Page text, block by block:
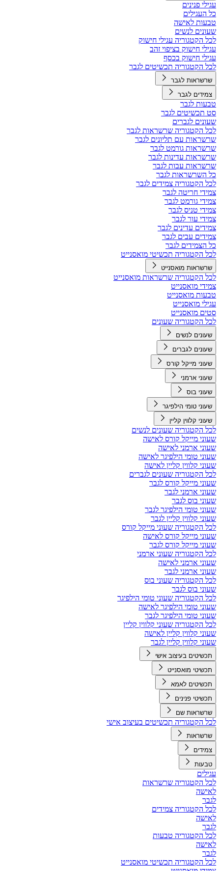
עגילי פנינים
כל העגילים
טבעות לאישה
שעונים לנשים
לכל הקטגוריה עגילי חישוק
עגילי חישוק בציפוי זהב
עגילי חישוק בכסף
לכל הקטגוריה תכשיטים לגבר
שרשראות לגבר
צמידים לגבר
טבעות לגבר
סט תכשיטים לגבר
שעונים לגברים
לכל הקטגוריה שרשראות לגבר
שרשראות עם תליונים לגבר
שרשראות גורמט לגבר
שרשראות עדינות לגבר
שרשראות עבות לגבר
כל השרשראות לגבר
לכל הקטגוריה צמידים לגבר
צמידי חריטה לגבר
צמידי גורמט לגבר
צמידי טניס לגבר
צמידי עור לגבר
צמידים עדינים לגבר
צמידים עבים לגבר
כל הצמידים לגבר
לכל הקטגוריה תכשיטי מואסנייט
שרשראות מואסנייט
לכל הקטגוריה שרשראות מואסנייט
צמידי מואסנייט
טבעות מואסנייט
עגילי מואסנייט
סטים מואסנייט
לכל הקטגוריה שעונים
שעונים לנשים
שעונים לגברים
שעוני מייקל קורס
שעוני ארמני
שעוני בוס
שעוני טומי הילפיגר
שעוני קלווין קליין
לכל הקטגוריה שעונים לנשים
שעוני מייקל קורס לאישה
שעוני ארמני לאישה
שעוני טומי הילפיגר לאישה
שעוני קלווין קליין לאישה
לכל הקטגוריה שעונים לגברים
שעוני מייקל קורס לגבר
שעוני ארמני לגבר
שעוני בוס לגבר
שעוני טומי הילפיגר לגבר
שעוני קלווין קליין לגבר
לכל הקטגוריה שעוני מייקל קורס
שעוני מייקל קורס לאישה
שעוני מייקל קורס לגבר
לכל הקטגוריה שעוני ארמני
שעוני ארמני לאישה
שעוני ארמני לגבר
לכל הקטגוריה שעוני בוס
שעוני בוס לגבר
לכל הקטגוריה שעוני טומי הילפיגר
שעוני טומי הילפיגר לאישה
שעוני טומי הילפיגר לגבר
לכל הקטגוריה שעוני קלווין קליין
שעוני קלווין קליין לאישה
שעוני קלווין קליין לגבר
תכשיטים בעיצוב אישי
תכשיטי מואסנייט
תכשיטים לאמא
תכשיטי פנינים
שרשראות שם
לכל הקטגוריה תכשיטים בעיצוב אישי
שרשראות
צמידים
טבעות
עגילים
לכל הקטגוריה שרשראות
לאישה
לגבר
לכל הקטגוריה צמידים
לאישה
לגבר
לכל הקטגוריה טבעות
לאישה
לגבר
לכל הקטגוריה תכשיטי מואסנייט